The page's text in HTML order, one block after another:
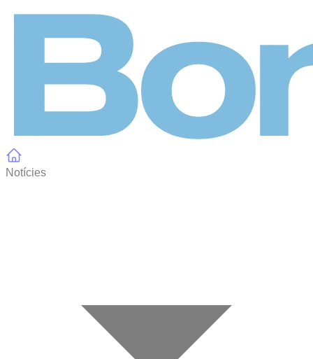
Notícies